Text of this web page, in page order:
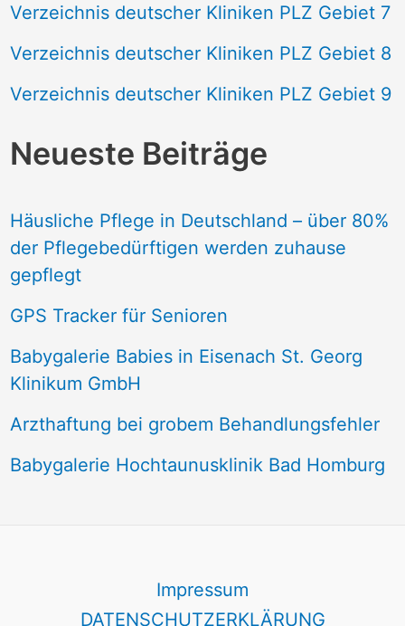
Verzeichnis deutscher Kliniken PLZ Gebiet 7
Verzeichnis deutscher Kliniken PLZ Gebiet 8
Verzeichnis deutscher Kliniken PLZ Gebiet 9
Neueste Beiträge
Häusliche Pflege in Deutschland – über 80%
der Pflegebedürftigen werden zuhause
gepflegt
GPS Tracker für Senioren
Babygalerie Babies in Eisenach St. Georg
Klinikum GmbH
Arzthaftung bei grobem Behandlungsfehler
Babygalerie Hochtaunusklinik Bad Homburg
Impressum
DATENSCHUTZERKLÄRUNG